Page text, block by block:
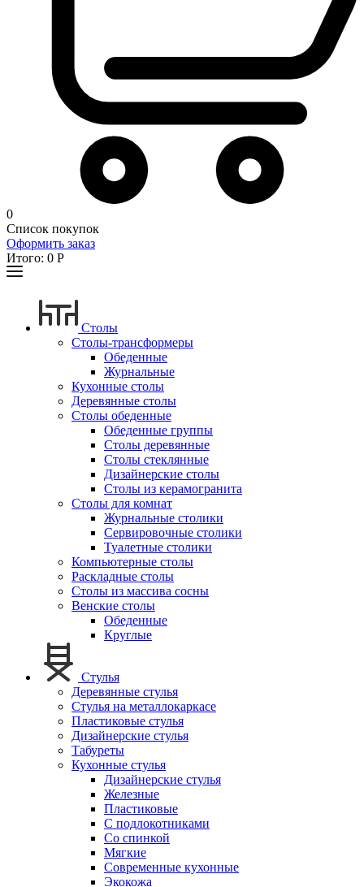
0
Список покупок
Оформить заказ
Итого: 0 Р
Столы
Столы-трансформеры
Обеденные
Журнальные
Кухонные столы
Деревянные столы
Столы обеденные
Обеденные группы
Столы деревянные
Столы стеклянные
Дизайнерские столы
Столы из керамогранита
Столы для комнат
Журнальные столики
Сервировочные столики
Туалетные столики
Компьютерные столы
Раскладные столы
Столы из массива сосны
Венские столы
Обеденные
Круглые
Стулья
Деревянные стулья
Стулья на металлокаркасе
Пластиковые стулья
Дизайнерские стулья
Табуреты
Кухонные стулья
Дизайнерские стулья
Железные
Пластиковые
С подлокотниками
Со спинкой
Мягкие
Современные кухонные
Экокожа